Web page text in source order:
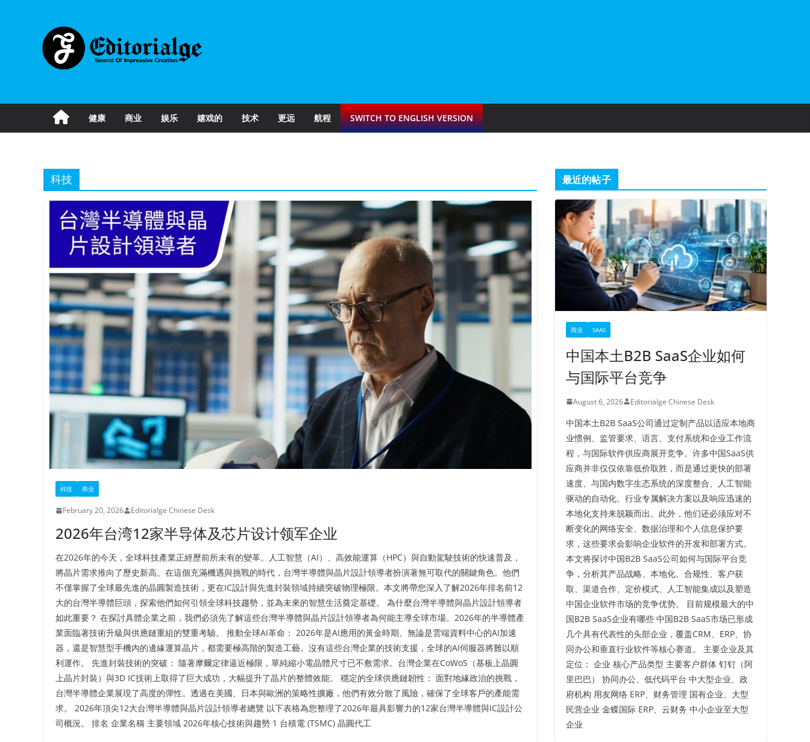
健康 商业 娱乐 嬉戏的 技术 更远 航程 SWITCH TO ENGLISH VERSION
科技
科技 商业
February 20, 2026 Editorialge Chinese Desk
2026年台湾12家半导体及芯片设计领军企业
在2026年的今天，全球科技產業正經歷前所未有的變革。人工智慧（AI）、高效能運算（HPC）與自動駕駛技術的快速普及，
將晶片需求推向了歷史新高。在這個充滿機遇與挑戰的時代，台灣半導體與晶片設計領導者扮演著無可取代的關鍵角色。他們
不僅掌握了全球最先進的晶圓製造技術，更在IC設計與先進封裝領域持續突破物理極限。本文將帶您深入了解2026年排名前12
大的台灣半導體巨頭，探索他們如何引領全球科技趨勢，並為未來的智慧生活奠定基礎。 為什麼台灣半導體與晶片設計領導者
如此重要？ 在探討具體企業之前，我們必須先了解這些台灣半導體與晶片設計領導者為何能主導全球市場。2026年的半導體產
業面臨著技術升級與供應鏈重組的雙重考驗。 推動全球AI革命： 2026年是AI應用的黃金時期。無論是雲端資料中心的AI加速
器，還是智慧型手機內的邊緣運算晶片，都需要極高階的製造工藝。沒有這些台灣企業的技術支援，全球的AI伺服器將難以順
利運作。 先進封裝技術的突破： 隨著摩爾定律逼近極限，單純縮小電晶體尺寸已不敷需求。台灣企業在CoWoS（基板上晶圓
上晶片封裝）與3D IC技術上取得了巨大成功，大幅提升了晶片的整體效能。 穩定的全球供應鏈韌性： 面對地緣政治的挑戰，
台灣半導體企業展現了高度的彈性。透過在美國、日本與歐洲的策略性擴廠，他們有效分散了風險，確保了全球客戶的產能需
求。 2026年頂尖12大台灣半導體與晶片設計領導者總覽 以下表格為您整理了2026年最具影響力的12家台灣半導體與IC設計公
司概況。 排名 企業名稱 主要領域 2026年核心技術與趨勢 1 台積電 (TSMC) 晶圓代工
最近的帖子
商业 SAAS
中国本土B2B SaaS企业如何
与国际平台竞争
August 6, 2026 Editorialge Chinese Desk
中国本土B2B SaaS公司通过定制产品以适应本地商
业惯例、监管要求、语言、支付系统和企业工作流
程，与国际软件供应商展开竞争。许多中国SaaS供
应商并非仅仅依靠低价取胜，而是通过更快的部署
速度、与国内数字生态系统的深度整合、人工智能
驱动的自动化、行业专属解决方案以及响应迅速的
本地化支持来脱颖而出。此外，他们还必须应对不
断变化的网络安全、数据治理和个人信息保护要
求，这些要求会影响企业软件的开发和部署方式。
本文将探讨中国B2B SaaS公司如何与国际平台竞
争，分析其产品战略、本地化、合规性、客户获
取、渠道合作、定价模式、人工智能集成以及塑造
中国企业软件市场的竞争优势。 目前规模最大的中
国B2B SaaS企业有哪些 中国B2B SaaS市场已形成
几个具有代表性的头部企业，覆盖CRM、ERP、协
同办公和垂直行业软件等核心赛道。 主要企业及其
定位： 企业 核心产品类型 主要客户群体 钉钉（阿
里巴巴） 协同办公、低代码平台 中大型企业、政
府机构 用友网络 ERP、财务管理 国有企业、大型
民营企业 金蝶国际 ERP、云财务 中小企业至大型
企业